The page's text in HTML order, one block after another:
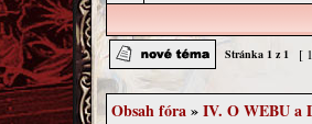
Stránka 1 z1 [
Obsah fóra»IV. O WEBU a